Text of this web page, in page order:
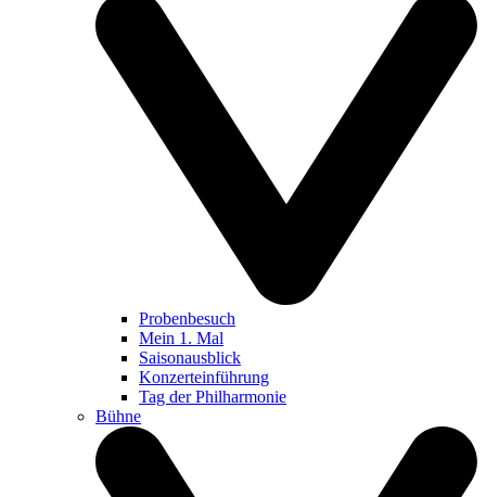
Probenbesuch
Mein 1. Mal
Saisonausblick
Konzerteinführung
Tag der Philharmonie
Bühne